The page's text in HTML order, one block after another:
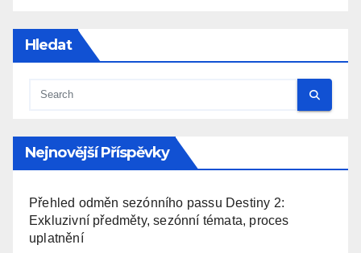
Hledat
Nejnovější Příspěvky
Přehled odměn sezónního passu Destiny 2:
Exkluzivní předměty, sezónní témata, proces
uplatnění